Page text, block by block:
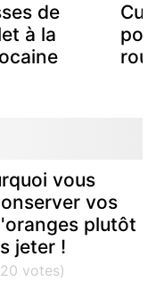
de
à la
vous
vos
plutôt
jeter !